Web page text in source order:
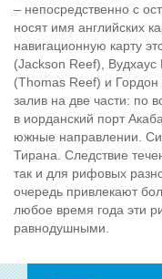
– непосредственно с
носят имя английских
навигационную карту
(Jackson Reef),
(Thomas Reef) и
залив на две части: по
в иорданский порт
южные направлении.
Тирана. Следствие
так и для рифовых
очередь привлекают
любое время года эти
равнодушными.